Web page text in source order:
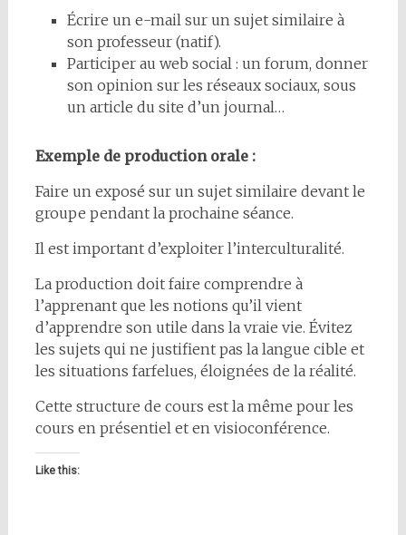
Écrire un e-mail sur un sujet similaire à
son professeur (natif).
Participer au web social : un forum, donner
son opinion sur les réseaux sociaux, sous
un article du site d’un journal…
Exemple de production orale :
Faire un exposé sur un sujet similaire devant le
groupe pendant la prochaine séance.
Il est important d’exploiter l’interculturalité.
La production doit faire comprendre à
l’apprenant que les notions qu’il vient
d’apprendre son utile dans la vraie vie. Évitez
les sujets qui ne justifient pas la langue cible et
les situations farfelues, éloignées de la réalité.
Cette structure de cours est la même pour les
cours en présentiel et en visioconférence.
Like this: